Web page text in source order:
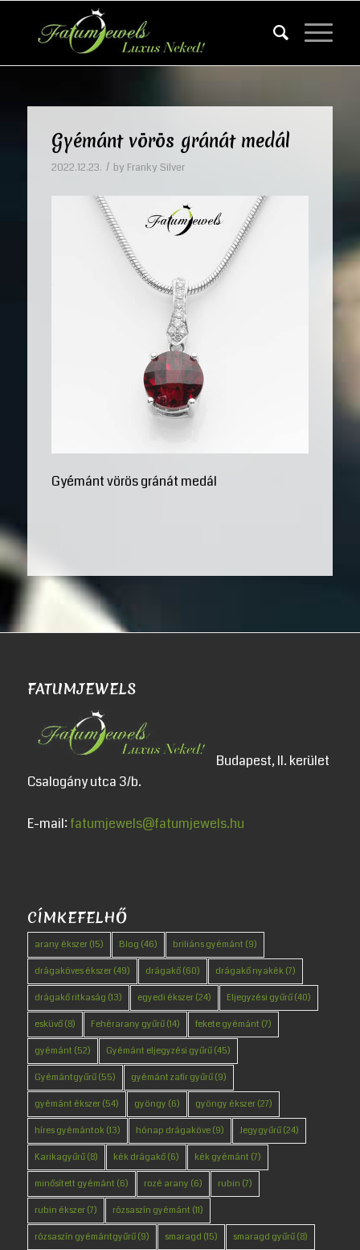
Gyémánt vörös gránát medál
2022.12.23. / by Franky Silver
Gyémánt vörös gránát medál
FATUMJEWELS
Budapest, II. kerület
Csalogány utca 3/b.
E-mail: fatumjewels@fatumjewels.hu
CÍMKEFELHŐ
arany ékszer(15) Blog (46) briliáns gyémánt (9)
drágaköves ékszer(49) drágakő(60) drágakő nyakék(7)
drágakő ritkaság (13) egyedi ékszer(24) Eljegyzési gyűrű(40)
esküvő(8) Fehérarany gyűrű(14) fekete gyémánt (7)
gyémánt (52) Gyémánt eljegyzési gyűrű(45)
Gyémántgyűrű(55) gyémánt zafír gyűrű(9)
gyémánt ékszer(54) gyöngy (6) gyöngy ékszer(27)
híres gyémántok(13) hónap drágaköve(9) Jegygyűrű(24)
Karikagyűrű(8) kék drágakő(6) kék gyémánt (7)
minősített gyémánt (6) rozé arany (6) rubin (7)
rubin ékszer(7) rózsaszín gyémánt (11)
rózsaszín gyémántgyűrű(9) smaragd (15) smaragd gyűrű(8)